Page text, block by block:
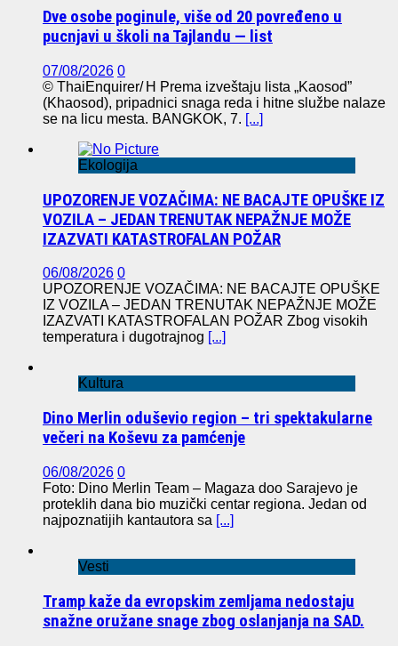
Dve osobe poginule, više od 20 povređeno u
pucnjavi u školi na Tajlandu — list
07/08/2026 0
© ThaiEnquirer/ H Prema izveštaju lista „Kaosod”
(Khaosod), pripadnici snaga reda i hitne službe nalaze
se na licu mesta. BANGKOK, 7. [...]
Ekologija
UPOZORENJE VOZAČIMA: NE BACAJTE OPUŠKE IZ
VOZILA – JEDAN TRENUTAK NEPAŽNJE MOŽE
IZAZVATI KATASTROFALAN POŽAR
06/08/2026 0
UPOZORENJE VOZAČIMA: NE BACAJTE OPUŠKE
IZ VOZILA – JEDAN TRENUTAK NEPAŽNJE MOŽE
IZAZVATI KATASTROFALAN POŽAR Zbog visokih
temperatura i dugotrajnog [...]
Kultura
Dino Merlin oduševio region – tri spektakularne
večeri na Koševu za pamćenje
06/08/2026 0
Foto: Dino Merlin Team – Magaza doo Sarajevo je
proteklih dana bio muzički centar regiona. Jedan od
najpoznatijih kantautora sa [...]
Vesti
Tramp kaže da evropskim zemljama nedostaju
snažne oružane snage zbog oslanjanja na SAD.